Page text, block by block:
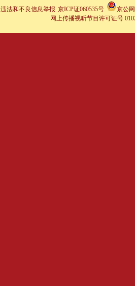
违法和不良信息举报 京ICP证060535号
京公
网上传播视听节目许可证号